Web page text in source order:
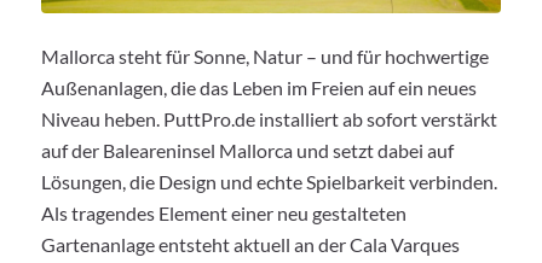
Mallorca steht für Sonne, Natur – und für hochwertige
Außenanlagen, die das Leben im Freien auf ein neues
Niveau heben. PuttPro.de installiert ab sofort verstärkt
auf der Baleareninsel Mallorca und setzt dabei auf
Lösungen, die Design und echte Spielbarkeit verbinden.
Als tragendes Element einer neu gestalteten
Gartenanlage entsteht aktuell an der Cala Varques